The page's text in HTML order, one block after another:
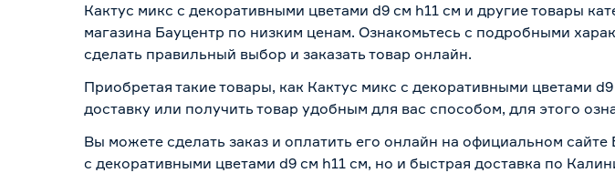
Кактус микс с декоративными цветами d9 см h11 см и другие товары
магазина Бауцентр по низким ценам. Ознакомьтесь с подробными
сделать правильный выбор и заказать товар онлайн.
Приобретая такие товары, как Кактус микс с декоративными цветами
доставку или получить товар удобным для вас способом, для этого
Вы можете сделать заказ и оплатить его онлайн на официальном
с декоративными цветами d9 см h11 см, но и быстрая доставка по